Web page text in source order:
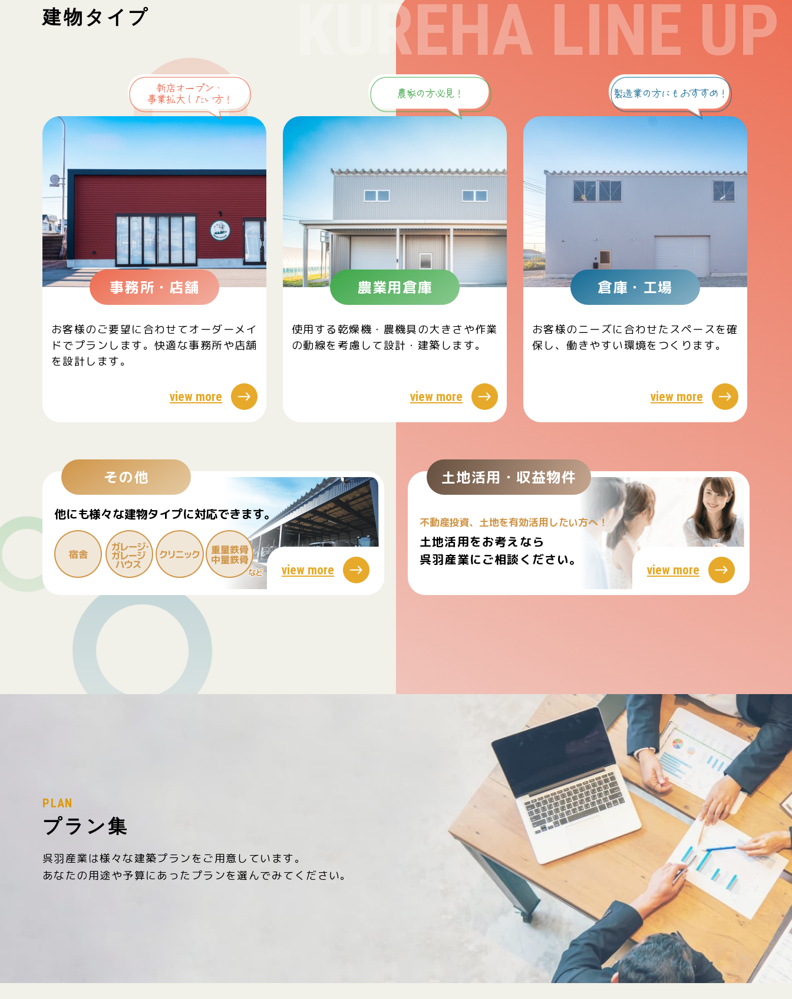
KUREHA LINE UP
建物タイプ
新店オープン・
事業拡大したい方！
事務所・店舗
お客様のご要望に合わせてオーダーメイ
ドでプランします。快適な事務所や店舗
を設計します。
view more
農家の方必見！
農業用倉庫
使用する乾燥機・農機具の大きさや作業
の動線を考慮して設計・建築します。
view more
製造業の方にもおすすめ！
倉庫・工場
お客様のニーズに合わせたスペースを確
保し、働きやすい環境をつくります。
view more
その他
他にも様々な建物タイプに対応できます。
view more
土地活用・収益物件
不動産投資、土地を有効活用したい方へ！
土地活用をお考えなら
呉羽産業にご相談ください。
view more
PLAN
プラン集
呉羽産業は様々な建築プランをご用意しています。
あなたの用途や予算にあったプランを選んでみてください。